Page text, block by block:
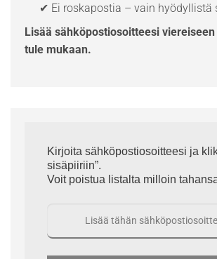
✔ Ei roskapostia – vain hyödyllistä
Lisää sähköpostiosoitteesi
tule mukaan.
Kirjoita sähköpostiosoitteesi ja
sisäpiiriin”.
Voit poistua listalta milloin